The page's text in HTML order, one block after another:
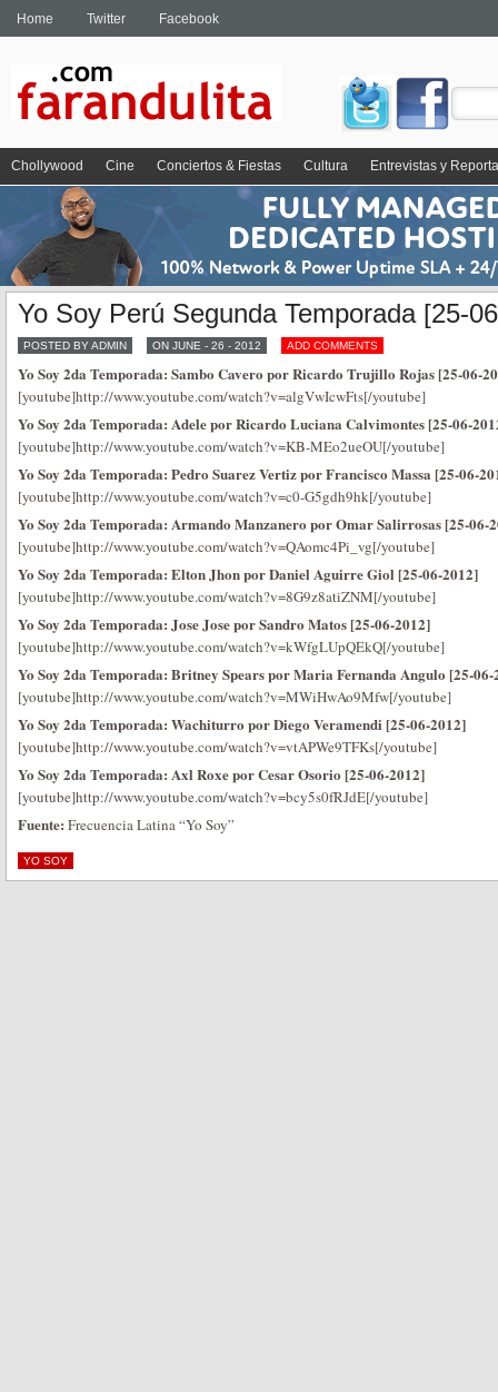
Home Twitter Facebook
Chollywood Cine Conciertos & Fiestas Cultura Entrevistas y
Yo Soy Perú Segunda Temporada [25-
POSTED BY ADMIN ON JUNE - 26 - 2012 ADD COMMENTS
Yo Soy 2da Temporada: Sambo Cavero por Ricardo Trujillo Rojas [25-06-
[youtube]http://www.youtube.com/watch?v=algVwIcwFts[/youtube]
Yo Soy 2da Temporada: Adele por Ricardo Luciana Calvimontes [25-06-
[youtube]http://www.youtube.com/watch?v=KB-MEo2ueOU[/youtube]
Yo Soy 2da Temporada: Pedro Suarez Vertiz por Francisco Massa [25-06-
[youtube]http://www.youtube.com/watch?v=c0-G5gdh9hk[/youtube]
Yo Soy 2da Temporada: Armando Manzanero por Omar Salirrosas [25-06-
[youtube]http://www.youtube.com/watch?v=QAomc4Pi_vg[/youtube]
Yo Soy 2da Temporada: Elton Jhon por Daniel Aguirre Giol [25-06-2012]
[youtube]http://www.youtube.com/watch?v=8G9z8atiZNM[/youtube]
Yo Soy 2da Temporada: Jose Jose por Sandro Matos [25-06-2012]
[youtube]http://www.youtube.com/watch?v=kWfgLUpQEkQ[/youtube]
Yo Soy 2da Temporada: Britney Spears por Maria Fernanda Angulo [25-06-
[youtube]http://www.youtube.com/watch?v=MWiHwAo9Mfw[/youtube]
Yo Soy 2da Temporada: Wachiturro por Diego Veramendi [25-06-2012]
[youtube]http://www.youtube.com/watch?v=vtAPWe9TFKs[/youtube]
Yo Soy 2da Temporada: Axl Roxe por Cesar Osorio [25-06-2012]
[youtube]http://www.youtube.com/watch?v=bcy5s0fRJdE[/youtube]
Fuente: Frecuencia Latina “Yo Soy”
YO SOY